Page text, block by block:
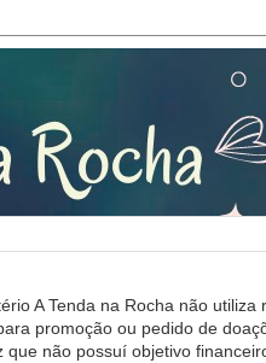
A Tenda na Rocha não utiliza
promoção ou pedido de
que não possuí objetivo